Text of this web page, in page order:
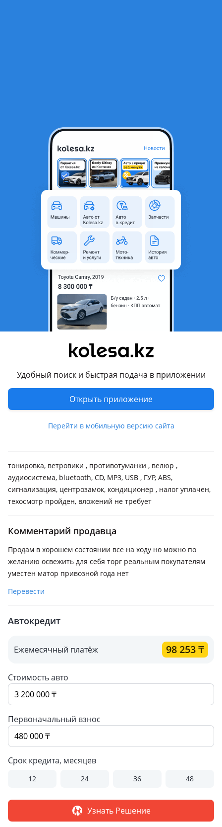
Удобный поиск и быстрая подача в приложении
Открыть приложение
Перейти в мобильную версию сайта
Subaru Forester 2000 года
Ежемесячный платёж
Рассчитать Кредит
область
Кроссовер
Объем двигателя, л
2.5 (бензин)
Коробка передач
Автомат
Привод
Полный привод
Руль
Слева
тонировка, ветровики , противотуманки , велюр ,
аудиосистема, bluetooth, CD, MP3, USB , ГУР, ABS,
сигнализация, центрозамок, кондиционер , налог уплачен,
техосмотр пройден, вложений не требует
Комментарий продавца
Продам в хорошем состоянии все на ходу но можно по
желанию освежить для себя торг реальным покупателям
уместен матор привозной года нет
Перевести
Автокредит
Ежемесячный платёж 98 253₸
Стоимость авто
Первоначальный взнос
Срок кредита, месяцев
12 24 36 48
Узнать Решение